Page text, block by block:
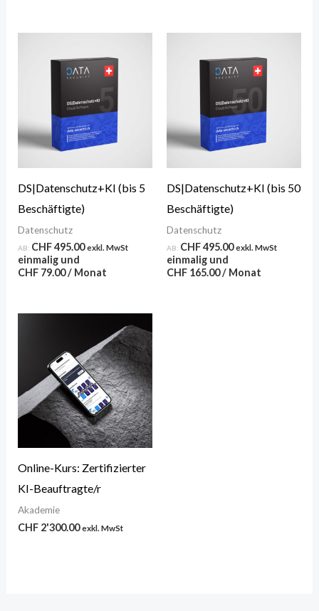
DS|Datenschutz+KI (bis 5
Beschäftigte)
Datenschutz
AB: CHF495.00 exkl. MwSt
einmalig und
CHF79.00/ Monat
DS|Datenschutz+KI (bis 50
Beschäftigte)
Datenschutz
AB: CHF495.00 exkl. MwSt
einmalig und
CHF 165.00/ Monat
Online-Kurs: Zertifizierter
KI-Beauftragte/r
Akademie
CHF2'300.00 exkl. MwSt